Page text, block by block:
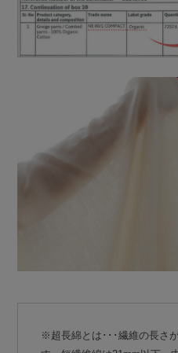
※超長綿とは･･･繊維の長さ